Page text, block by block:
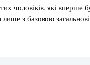
чоловіків, які вперше
з базовою